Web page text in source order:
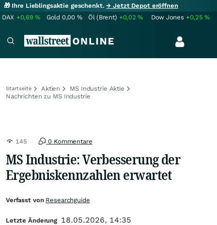
🎁 Ihre Lieblingsaktie geschenkt.→ Jetzt Depot eröffnen
DAX +0,69% Gold 0,00 % Öl (Brent) +0,02% Dow Jones +0,25%
Startseite Aktien
MS Industrie Aktie
Nachrichten zu MS Industrie
145 0 Kommentare
MS Industrie: Verbesserung der
Ergebniskennzahlen erwartet
Verfasst von Researchguide
Letzte Änderung 18.05.2026, 14:35